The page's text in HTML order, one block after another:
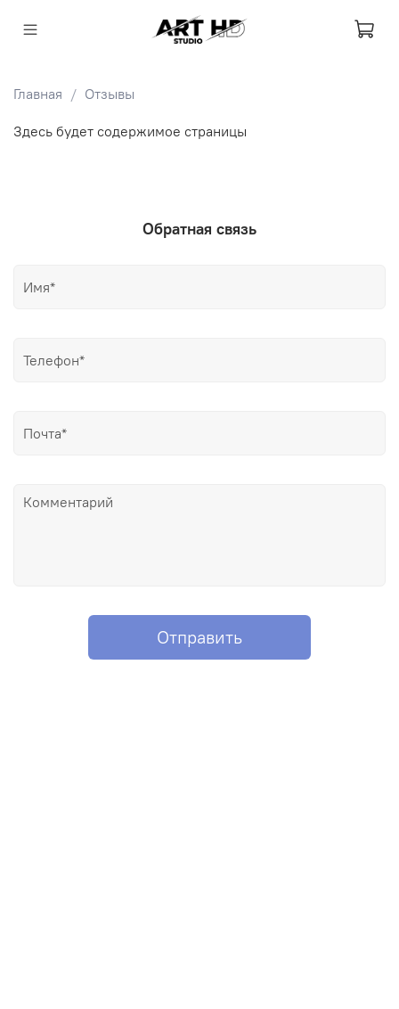
Главная Отзывы
Здесь будет содержимое страницы
Обратная связь
Отправить